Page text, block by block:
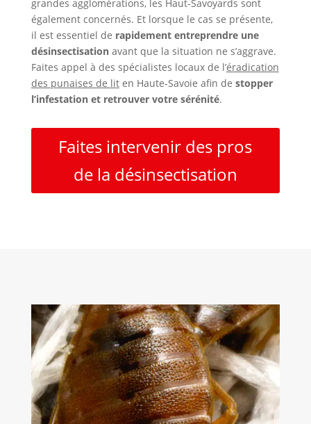
grandes agglomérations, les Haut-Savoyards sont
également concernés. Et lorsque le cas se présente,
il est essentiel de rapidement entreprendre une
désinsectisationavant que la situation ne s’aggrave.
Faites appel à des spécialistes locaux de l’éradication
des punaises de liten Haute-Savoie afin de stopper
l’infestation et retrouver votre sérénité.
Faites intervenir des pros
de la désinsectisation